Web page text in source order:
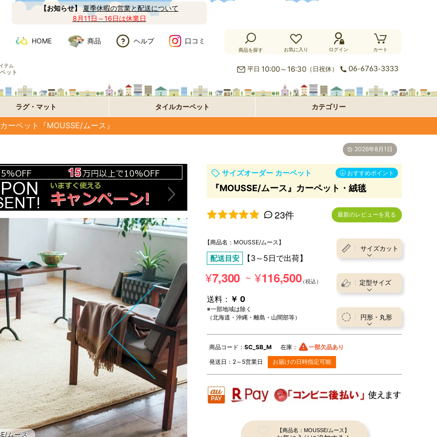
【お知らせ】 夏季休暇の営業と配送について
8月11日～16日は休業日
HOME 商品 ヘルプ 口コミ
商品を探す お気に入り ログイン カート
テム
ット 平日 10:00～16:30 （日祝休） 06-6763-3333
ラグ・マット タイルカーペット カテゴリー
ペ
ト・
絨
グ
フ
ア・
玄
マ
ッ
ト
ネ
ル
オ
プ
ョ
ン・
補
助
材
ーペット『MOUSSE/ムース』
2026年8月1日
ムース ポリプロピレン 100％
サイズオーダー カーペット おすすめポイント
『MOUSSE/ムース』カーペット・絨毯
23件 最新のレビューを見る
【商品名：MOUSSE/ムース】
配送目安 【3～5日で出荷】
¥7,300 ～ ¥116,500
送料： ￥ 0
※一部地域は除く
（北海道・沖縄・離島・山間部等）
サイズカット
定型サイズ
円形・丸形
商品コード： SC_SB_M 在庫： 一部欠品あり
発送日： 2～5営業日 お届けの日時指定可能
【商品名：MOUSSE/ムース】